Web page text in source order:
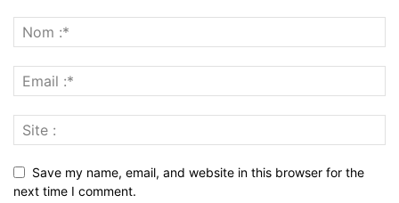
Save my name, email, and website in this browser for the
next time I comment.